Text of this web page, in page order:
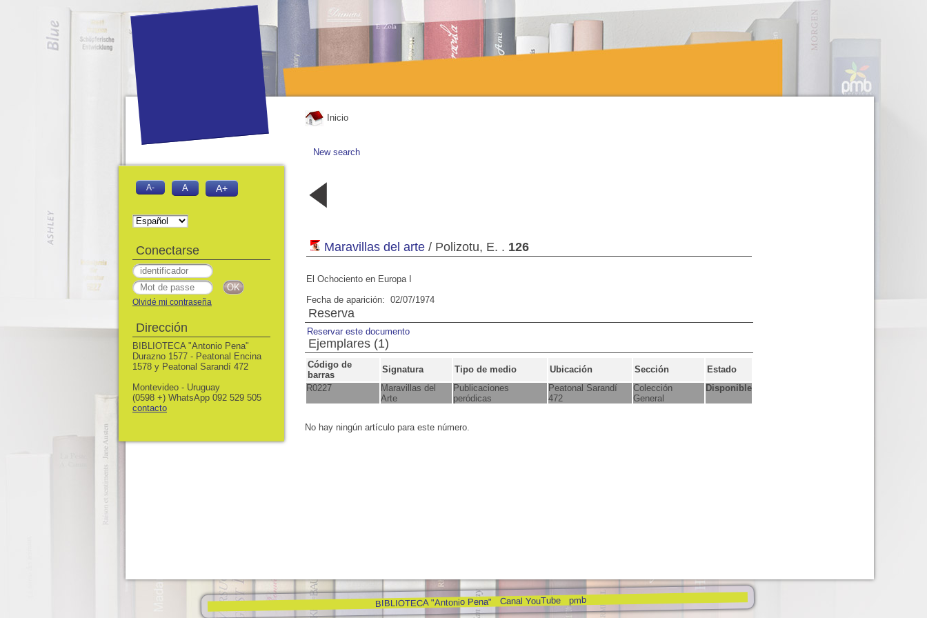
Inicio
New search
Maravillas del arte / Polizotu, E. . 126
El Ochociento en Europa I
Fecha de aparición: 02/07/1974
Reserva
Reservar este documento
Ejemplares (1)
Código de
barras
Signatura Tipo de medio Ubicación Sección
Estado
R0227
Maravillas del
Arte
Publicaciones
peródicas
Peatonal Sarandí
472
Colección
General
Disponible
No hay ningún artículo para este número.
BIBLIOTECA "Antonio Pena" Canal YouTube pmb
A- A A+
Conectarse
Olvidé mi contraseña
Dirección
BIBLIOTECA "Antonio Pena"
Durazno 1577 - Peatonal Encina
1578 y Peatonal Sarandí 472
Montevideo - Uruguay
(0598 +) WhatsApp 092 529 505
contacto